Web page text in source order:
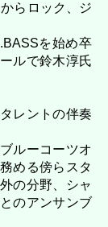
らロック、ジ
を始め卒
ルで鈴木淳氏
レントの伴奏
ルーコーツオ
める傍らスタ
の分野、シャ
のアンサンブ